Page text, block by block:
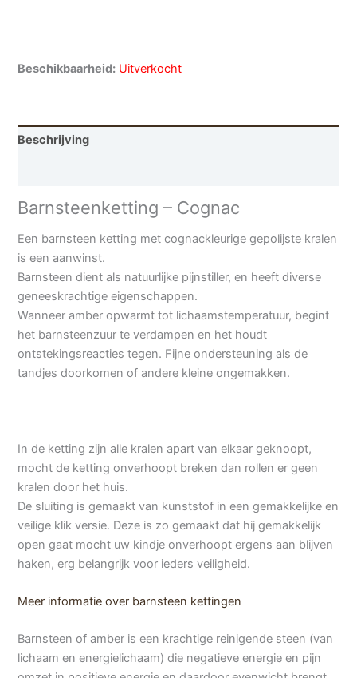
Beschikbaarheid: Uitverkocht
Beschrijving
Barnsteenketting – Cognac
Een barnsteen ketting met cognackleurige gepolijste kralen
is een aanwinst.
Barnsteen dient als natuurlijke pijnstiller, en heeft diverse
geneeskrachtige eigenschappen.
Wanneer amber opwarmt tot lichaamstemperatuur, begint
het barnsteenzuur te verdampen en het houdt
ontstekingsreacties tegen. Fijne ondersteuning als de
tandjes doorkomen of andere kleine ongemakken.
In de ketting zijn alle kralen apart van elkaar geknoopt,
mocht de ketting onverhoopt breken dan rollen er geen
kralen door het huis.
De sluiting is gemaakt van kunststof in een gemakkelijke en
veilige klik versie. Deze is zo gemaakt dat hij gemakkelijk
open gaat mocht uw kindje onverhoopt ergens aan blijven
haken, erg belangrijk voor ieders veiligheid.
Meer informatie over barnsteen kettingen
Barnsteen of amber is een krachtige reinigende steen (van
lichaam en energielichaam) die negatieve energie en pijn